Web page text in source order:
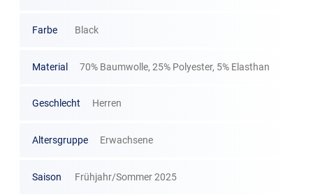
Farbe Black
Material 70% Baumwolle, 25% Polyester, 5% Elasthan
Geschlecht Herren
Altersgruppe Erwachsene
Saison Frühjahr/Sommer 2025